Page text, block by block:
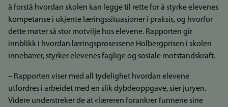
å forstå hvordan skolen kan legge til rette for å styrke elevenes
kompetanse i ukjente læringssituasjoner i praksis, og hvorfor
dette møter så stor motvilje hos elevene. Rapporten gir
innblikk i hvordan læringsprosessene Holbergprisen i skolen
innebærer, styrker elevenes faglige og sosiale motstandskraft.
– Rapporten viser med all tydelighet hvordan elevene
utfordres i arbeidet med en slik dybdeoppgave, sier juryen.
Videre understreker de at «læreren forankrer funnene sine